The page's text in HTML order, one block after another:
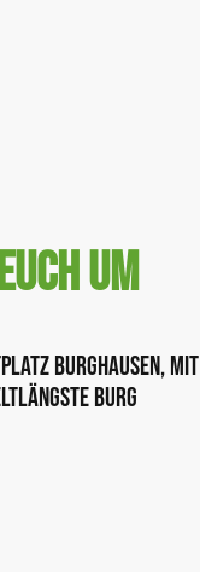
um
Burghausen, mit
Burg